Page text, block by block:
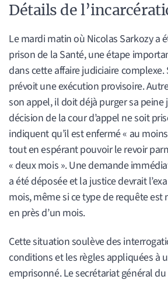
Détails de
Le mardi matin où Nicolas Sarkozy a
prison de la Santé, une étape
dans cette affaire judiciaire
prévoit une exécution provisoire.
son appel, il doit déjà purger sa peine
décision de la cour d’appel ne soit
indiquent qu’il est enfermé « au
tout en espérant pouvoir le revoir
« deux mois ». Une demande
a été déposée et la justice devrait
mois, même si ce type de requête
en près d’un mois.
Cette situation soulève des
conditions et les règles appliquées à
emprisonné. Le secrétariat général